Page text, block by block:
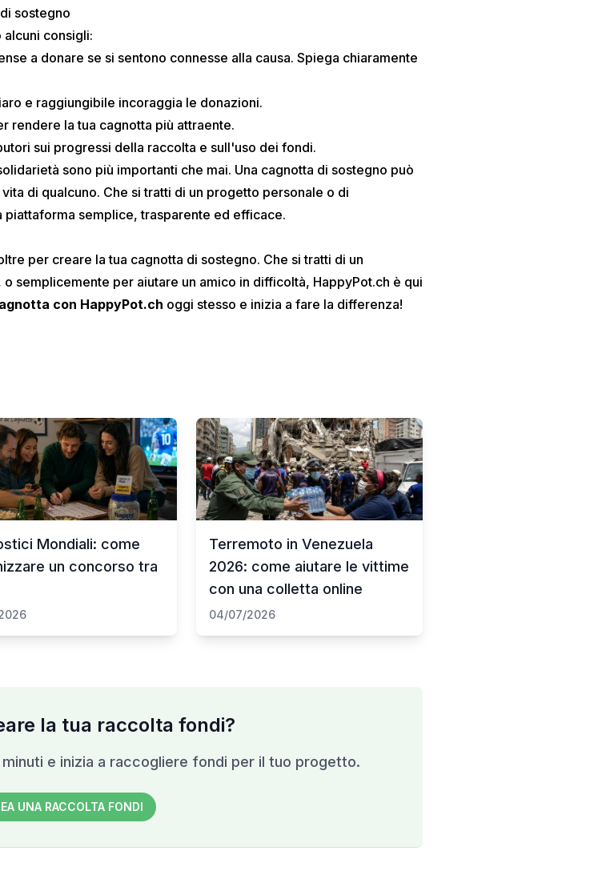
sostegno
consigli:
a donare se si sentono connesse alla causa. Spiega chiaramente
e raggiungibile incoraggia le donazioni.
rendere la tua cagnotta più attraente.
sui progressi della raccolta e sull'uso dei fondi.
sono più importanti che mai. Una cagnotta di sostegno può
di qualcuno. Che si tratti di un progetto personale o di
piattaforma semplice, trasparente ed efficace.
per creare la tua cagnotta di sostegno. Che si tratti di un
semplicemente per aiutare un amico in difficoltà, HappyPot.ch è qui
con HappyPot.ch oggi stesso e inizia a fare la differenza!
Mondiali: come
un concorso tra
Terremoto in Venezuela
2026: come aiutare le vittime
con una colletta online
04/07/2026
la tua raccolta fondi?
e inizia a raccogliere fondi per il tuo progetto.
UNA RACCOLTA FONDI